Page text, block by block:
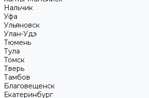
Нальчик
Уфа
Ульяновск
Улан-Удэ
Тюмень
Тула
Томск
Тверь
Тамбов
Благовещенск
Екатеринбург